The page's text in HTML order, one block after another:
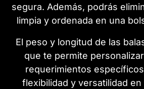
segura. Además, podrás
limpia y ordenada en una
El peso y longitud de las
que te permite
requerimientos
flexibilidad y versatilidad